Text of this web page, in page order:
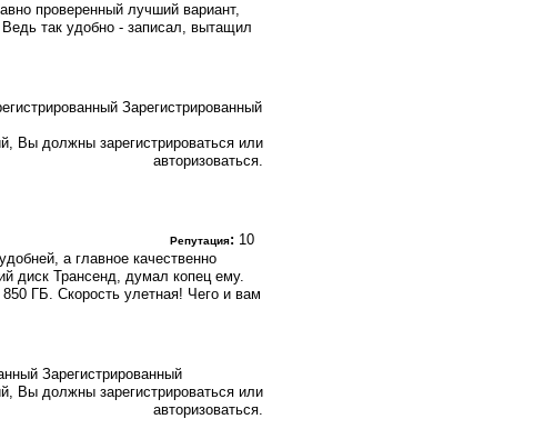
проверенный лучший вариант,
так удобно - записал, вытащил
Зарегистрированный
Вы должны зарегистрироваться или
авторизоваться.
Репутация: 10
а главное качественно
диск Трансенд, думал копец ему.
850 ГБ. Скорость улетная! Чего и вам
Зарегистрированный
Вы должны зарегистрироваться или
авторизоваться.